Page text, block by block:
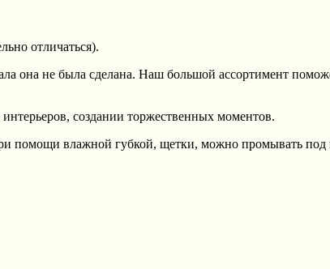
отличаться).
она не была сделана. Наш большой ассортимент
создании торжественных моментов.
помощи влажной губкой, щетки, можно промывать под